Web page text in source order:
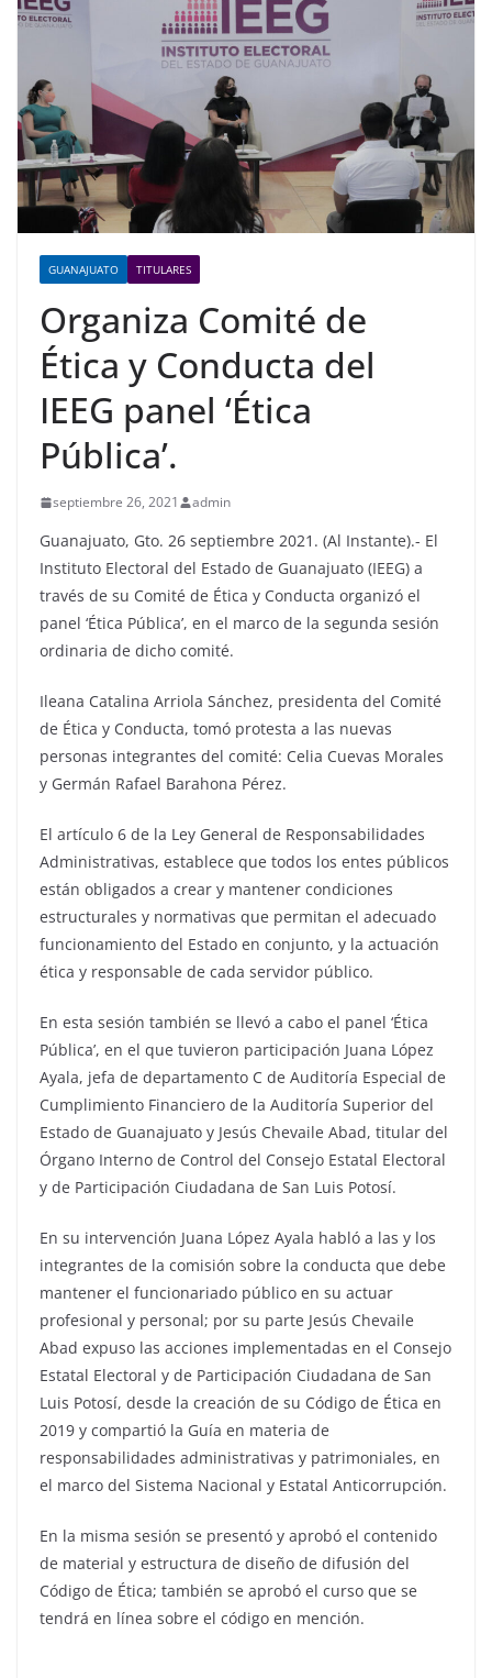
GUANAJUATO TITULARES
Organiza Comité de
Ética y Conducta del
IEEG panel ‘Ética
Pública’.
septiembre 26, 2021 admin
Guanajuato, Gto. 26 septiembre 2021. (Al Instante).- El
Instituto Electoral del Estado de Guanajuato (IEEG) a
través de su Comité de Ética y Conducta organizó el
panel ‘Ética Pública’, en el marco de la segunda sesión
ordinaria de dicho comité.
Ileana Catalina Arriola Sánchez, presidenta del Comité
de Ética y Conducta, tomó protesta a las nuevas
personas integrantes del comité: Celia Cuevas Morales
y Germán Rafael Barahona Pérez.
El artículo 6 de la Ley General de Responsabilidades
Administrativas, establece que todos los entes públicos
están obligados a crear y mantener condiciones
estructurales y normativas que permitan el adecuado
funcionamiento del Estado en conjunto, y la actuación
ética y responsable de cada servidor público.
En esta sesión también se llevó a cabo el panel ‘Ética
Pública’, en el que tuvieron participación Juana López
Ayala, jefa de departamento C de Auditoría Especial de
Cumplimiento Financiero de la Auditoría Superior del
Estado de Guanajuato y Jesús Chevaile Abad, titular del
Órgano Interno de Control del Consejo Estatal Electoral
y de Participación Ciudadana de San Luis Potosí.
En su intervención Juana López Ayala habló a las y los
integrantes de la comisión sobre la conducta que debe
mantener el funcionariado público en su actuar
profesional y personal; por su parte Jesús Chevaile
Abad expuso las acciones implementadas en el Consejo
Estatal Electoral y de Participación Ciudadana de San
Luis Potosí, desde la creación de su Código de Ética en
2019 y compartió la Guía en materia de
responsabilidades administrativas y patrimoniales, en
el marco del Sistema Nacional y Estatal Anticorrupción.
En la misma sesión se presentó y aprobó el contenido
de material y estructura de diseño de difusión del
Código de Ética; también se aprobó el curso que se
tendrá en línea sobre el código en mención.